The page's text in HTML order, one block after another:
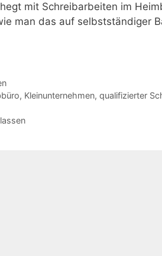
mit Schreibarbeiten im
man das auf selbstständiger
, Kleinunternehmen, qualifizierter